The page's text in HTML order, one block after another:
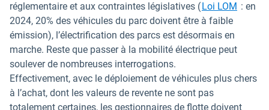
réglementaire et aux contraintes législatives (Loi LOM : en
2024, 20% des véhicules du parc doivent être à faible
émission), l’électrification des parcs est désormais en
marche. Reste que passer à la mobilité électrique peut
soulever de nombreuses interrogations.
Effectivement, avec le déploiement de véhicules plus chers
à l’achat, dont les valeurs de revente ne sont pas
totalement certaines, les gestionnaires de flotte doivent